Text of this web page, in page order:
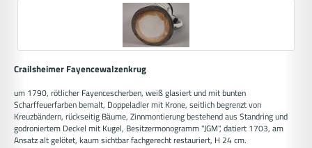
Crailsheimer Fayencewalzenkrug
um 1790, rötlicher Fayencescherben, weiß glasiert und mit bunten
Scharffeuerfarben bemalt, Doppeladler mit Krone, seitlich begrenzt von
Kreuzbändern, rückseitig Bäume, Zinnmontierung bestehend aus Standring und
godroniertem Deckel mit Kugel, Besitzermonogramm "JGM", datiert 1703, am
Ansatz alt gelötet, kaum sichtbar fachgerecht restauriert, H 24 cm.